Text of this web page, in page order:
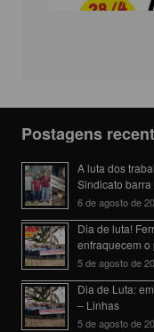
Postagens
A luta dos
Sindicato
6 de agosto de
Dia de luta!
enfraquecem o
5 de agosto de
Dia de Luta:
– Linhas
5 de agosto de